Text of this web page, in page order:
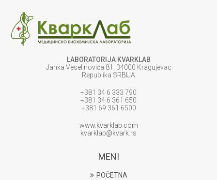
LABORATORIJA KVARKLAB
Janka Veselinovića 81, 34000 Kragujevac
Republika SRBIJA
+381 34 6 333 790
+381 34 6 361 650
+381 69 361 6500
www.kvarklab.com
kvarklab@kvark.rs
MENI
POČETNA